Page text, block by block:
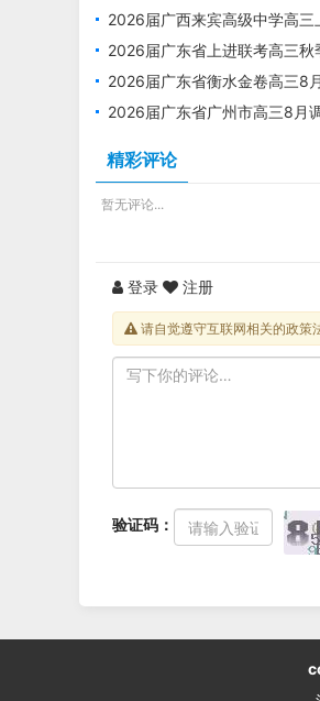
DF电子版下载
2026届广西来宾高级中学高三
卷
2026届广东省上进联考高三秋
（全科）
2026届广东省衡水金卷高三8
2026届广东省广州市高三8月
精彩评论
暂无评论...
登录 注册
请自觉遵守互联网相关的政策
验证码：